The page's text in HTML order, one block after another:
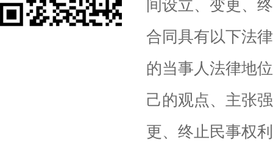
间设立、变更、
合同具有以下法
的当事人法律地
己的观点、主张
更、终止民事权